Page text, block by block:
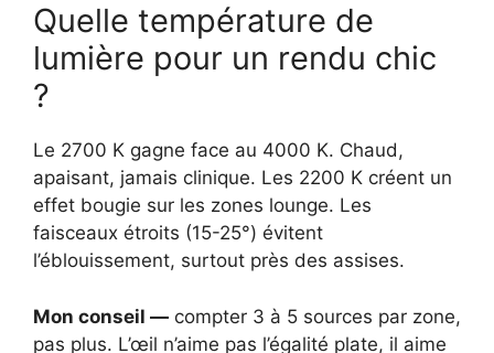
Quelle température de
lumière pour un rendu chic
?
Le 2700 K gagne face au 4000 K. Chaud,
apaisant, jamais clinique. Les 2200 K créent un
effet bougie sur les zones lounge. Les
faisceaux étroits (15-25°) évitent
l’éblouissement, surtout près des assises.
Mon conseil — compter 3 à 5 sources par zone,
pas plus. L’œil n’aime pas l’égalité plate, il aime